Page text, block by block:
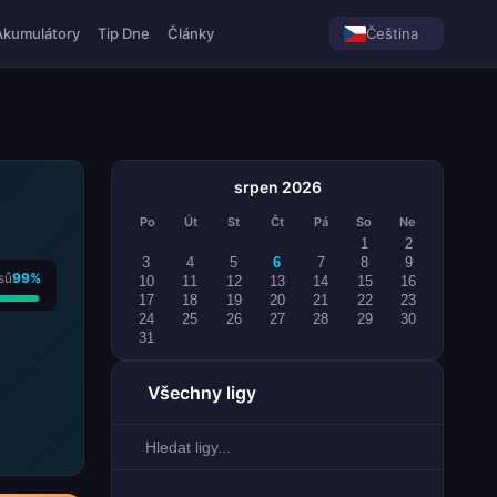
Tip Dne Články Čeština
99%
srpen 2026
Po Út St Čt Pá So Ne
1
2
3
4 5 6 7 8
9
10
11 12 13 14 15
16
17
18 19 20 21 22
23
24
25 26 27 28 29
30
31
Všechny ligy